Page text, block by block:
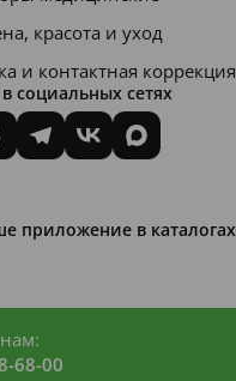
красота и уход
и контактная коррекция
социальных сетях
приложение в каталогах
68-00